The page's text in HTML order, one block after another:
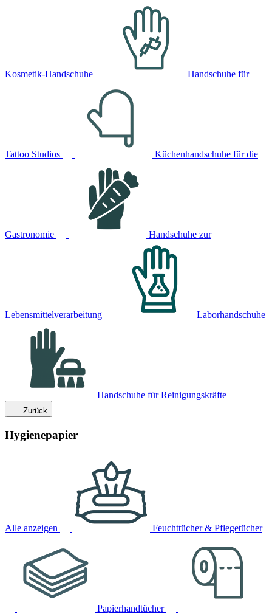
Kosmetik-Handschuhe Handschuhe für
Tattoo Studios Küchenhandschuhe für die
Gastronomie Handschuhe zur
Lebensmittelverarbeitung Laborhandschuhe
Handschuhe für Reinigungskräfte
Zurück
Hygienepapier
Alle anzeigen Feuchttücher & Pflegetücher
Papierhandtücher